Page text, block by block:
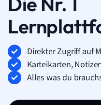
Direkter Zugriff auf
Karteikarten,
Alles was du